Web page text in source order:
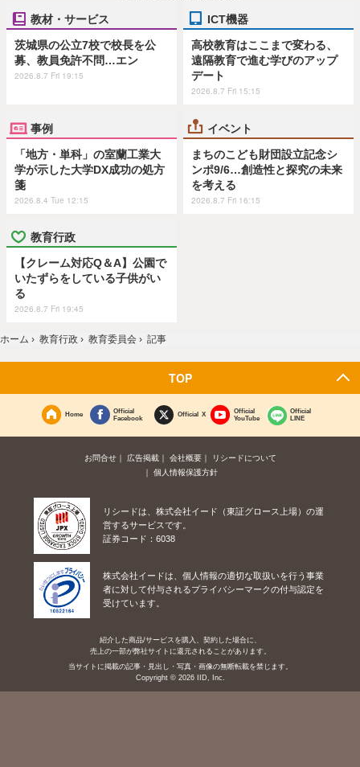
教材・サービス
茨城県の公立7校で校長を公
募、教員免許不問…エン
2026.8.7 Fri 19:15
ICT機器
高校教育はここまで変わる、
遠隔教育で進む学びのアップ
デート
2026.8.7 Fri 15:15
事例
「地方・単科」の室蘭工業大
学が示した大学DX成功の処方
箋
2026.8.4 Tue 12:15
イベント
まちのこども財団設立記念シ
ンポ9/6…創造性と探究の未来
を考える
2026.8.7 Fri 16:15
教育行政
【クレーム対応Q＆A】公園で
いたずらをしている子供がい
る
2026.8.7 Fri 19:45
ホーム › 教育行政 › 教育委員会 › 記事
TOP
Home
Official
Facebook
Official X
Official
YouTube
Official
LINE
お問合せ 広告掲載 会社概要
リシードについて
個人情報保護方針
リシードは、株式会社イード（東証グロース上場）の運
営するサービスです。
証券コード：6038
株式会社イードは、個人情報の適切な取扱いを行う事業
者に対して付与されるプライバシーマークの付与認定を
受けています。
紹介した商品/サービスを購入、契約した場合に、
売上の一部が弊社サイトに還元されることがあります。
当サイトに掲載の記事・見出し・写真・画像の無断転載を禁じます。
Copyright © 2026 IID, Inc.